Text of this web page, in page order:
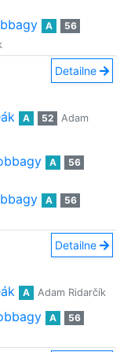
A
56
Detailne
A 52
Adam
A
56
A
56
Detailne
A Adam Ridarčík
A
56